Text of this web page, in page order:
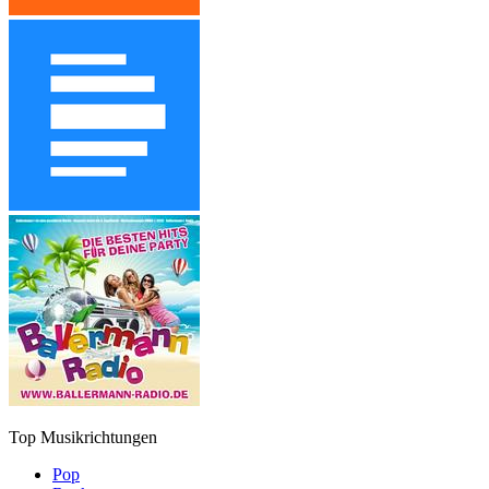
Top Musikrichtungen
Pop